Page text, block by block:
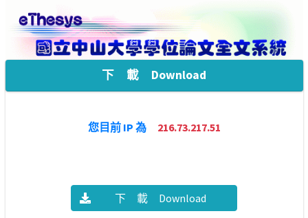
下 載 Download
您目前 IP 為 216.73.217.51
下 載 Download